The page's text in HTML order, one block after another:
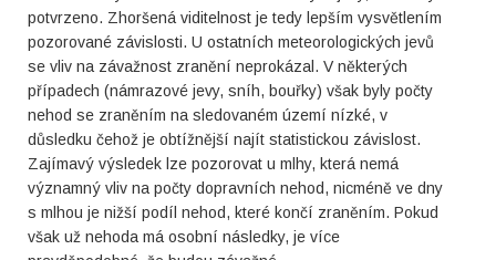
potvrzeno. Zhoršená viditelnost je tedy lepším vysvětlením
pozorované závislosti. U ostatních meteorologických jevů
se vliv na závažnost zranění neprokázal. V některých
případech (námrazové jevy, sníh, bouřky) však byly počty
nehod se zraněním na sledovaném území nízké, v
důsledku čehož je obtížnější najít statistickou závislost.
Zajímavý výsledek lze pozorovat u mlhy, která nemá
významný vliv na počty dopravních nehod, nicméně ve dny
s mlhou je nižší podíl nehod, které končí zraněním. Pokud
však už nehoda má osobní následky, je více